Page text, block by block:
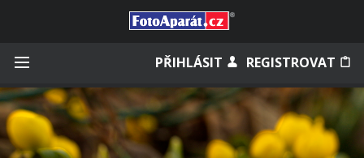
PŘIHLÁSIT REGISTROVAT
Zapamatovat